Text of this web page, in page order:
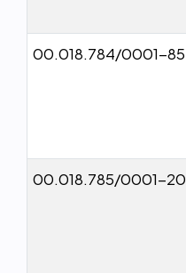
00.018.784/0001-85
00.018.785/0001-20